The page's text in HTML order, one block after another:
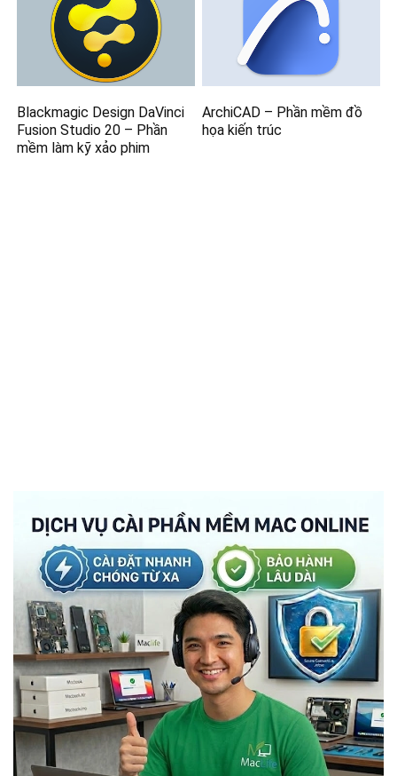
Blackmagic Design DaVinci
Fusion Studio 20 – Phần
mềm làm kỹ xảo phim
ArchiCAD – Phần mềm đồ
họa kiến trúc